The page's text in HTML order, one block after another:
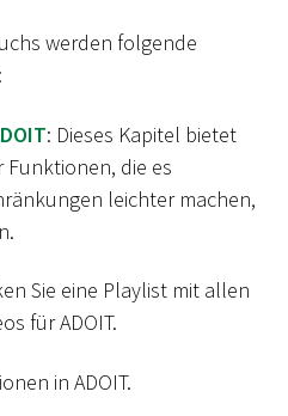
werden folgende
: Dieses Kapitel bietet
die es
leichter machen,
Sie eine Playlist mit allen
für ADOIT.
in ADOIT.